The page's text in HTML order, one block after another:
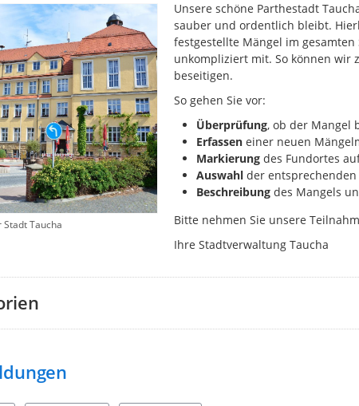
Stadt Taucha
Unsere schöne Parthestadt
sauber und ordentlich bleibt.
festgestellte Mängel im
unkompliziert mit. So können wir
beseitigen.
So gehen Sie vor:
Überprüfung, ob der Mangel
Erfassen einer neuen
Markierung des Fundortes
Auswahl der entsprechenden
Beschreibung des Mangels
Bitte nehmen Sie unsere
Ihre Stadtverwaltung Taucha